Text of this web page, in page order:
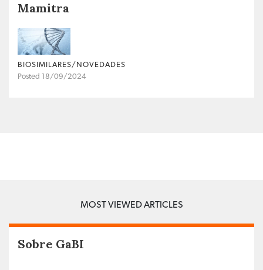
Mamitra
BIOSIMILARES/NOVEDADES
Posted 18/09/2024
MOST VIEWED ARTICLES
Sobre GaBI